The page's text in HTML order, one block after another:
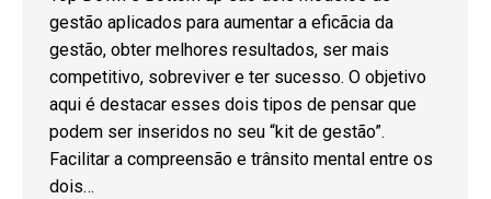
gestão aplicados para aumentar a eficãcia da
gestão, obter melhores resultados, ser mais
competitivo, sobreviver e ter sucesso. O objetivo
aqui é destacar esses dois tipos de pensar que
podem ser inseridos no seu “kit de gestão”.
Facilitar a compreensão e trânsito mental entre os
dois…